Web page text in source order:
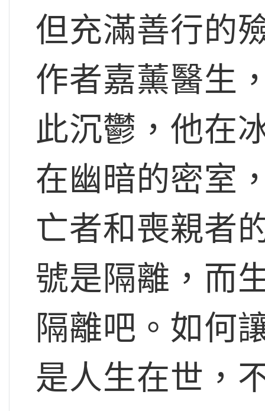
但充滿善行的
作者嘉薰醫生
此沉鬱，他在
在幽暗的密室
亡者和喪親者
號是隔離，而
隔離吧。如何
是人生在世，